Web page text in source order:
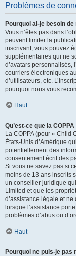
Problèmes de
Pourquoi ai-je besoin de
Vous n’êtes pas dans
peuvent limiter la
inscrivant, vous pouvez
supplémentaires qui ne
d’avatars personnalisés,
courriers électroniques
d’utilisateurs, etc.
pourquoi nous vous
Haut
Qu’est-ce que la COPPA
La COPPA (pour « Child
États-Unis d’Amérique
potentiellement des
consentement écrit des
Si vous ne savez pas si
moins de 13 ans inscrits
un conseiller juridique
Limited et que les
d’assistance légale et
lorsque l’assistance
problèmes d’abus ou
Haut
Pourquoi ne puis-je pas